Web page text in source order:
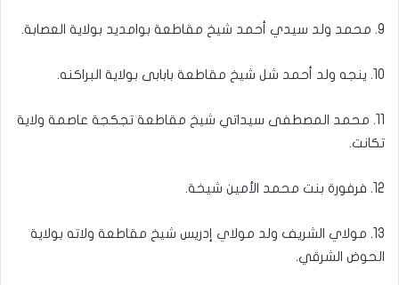
9. محمد ولد سيدي أحمد شيخ مقاطعة بوامديد بولاية العصابة.
10. ينجه ولد أحمد شل شيخ مقاطعة بابابى بولاية البراكنه.
11. محمد المصطفى سيداتي شيخ مقاطعة تجكجة عاصمة ولاية
تكانت.
12. فرفورة بنت محمد الأمين شيخة.
13. مولاي الشريف ولد مولاي إدريس شيخ مقاطعة ولاته بولاية
الحوض الشرقي.